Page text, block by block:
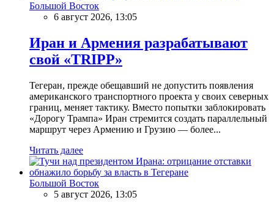
Большой Восток
6 август 2026, 13:05
Иран и Армения разрабатывают
свой «TRIPP»
Тегеран, прежде обещавший не допустить появления
американского транспортного проекта у своих северных
границ, меняет тактику. Вместо попытки заблокировать
«Дорогу Трампа» Иран стремится создать параллельный
маршрут через Армению и Грузию — более...
Читать далее
Большой Восток
5 август 2026, 13:05